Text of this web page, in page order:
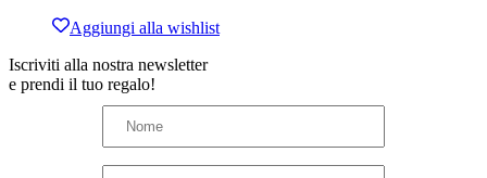
era:
è:
ha
varianti.
Le
opzioni
possono
essere
scelte
Aggiungi alla wishlist
Iscriviti alla nostra newsletter
e prendi il tuo regalo!